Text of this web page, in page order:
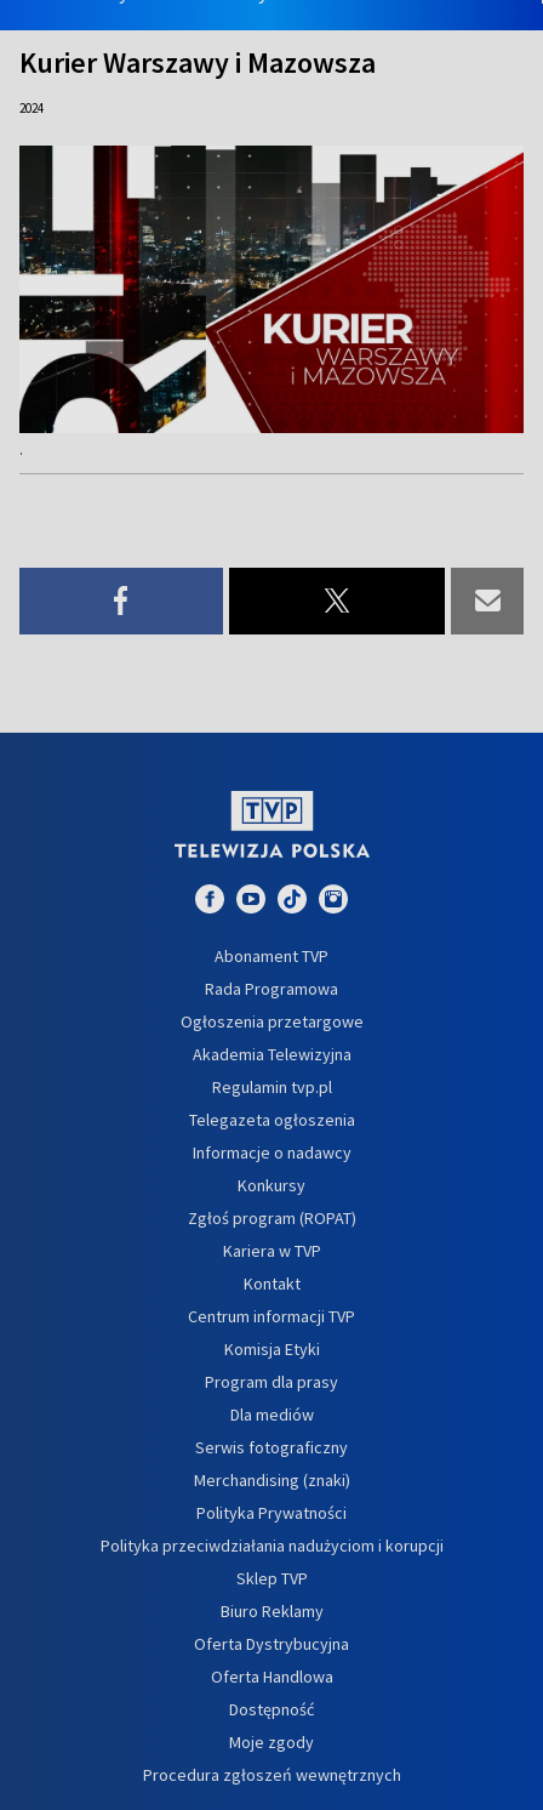
Kurier Warszawy i Mazowsza
2024
.
Abonament TVP
Rada Programowa
Ogłoszenia przetargowe
Akademia Telewizyjna
Regulamin tvp.pl
Telegazeta ogłoszenia
Informacje o nadawcy
Konkursy
Zgłoś program (ROPAT)
Kariera w TVP
Kontakt
Centrum informacji TVP
Komisja Etyki
Program dla prasy
Dla mediów
Serwis fotograficzny
Merchandising (znaki)
Polityka Prywatności
Polityka przeciwdziałania nadużyciom i korupcji
Sklep TVP
Biuro Reklamy
Oferta Dystrybucyjna
Oferta Handlowa
Dostępność
Moje zgody
Procedura zgłoszeń wewnętrznych